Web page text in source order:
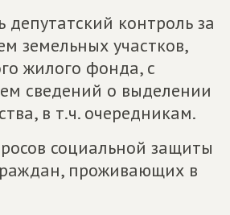
депутатский контроль за
земельных участков,
жилого фонда, с
сведений о выделении
в т.ч. очередникам.
социальной защиты
проживающих в